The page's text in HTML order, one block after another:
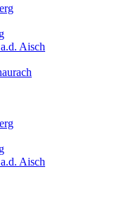
Aisch
Aisch